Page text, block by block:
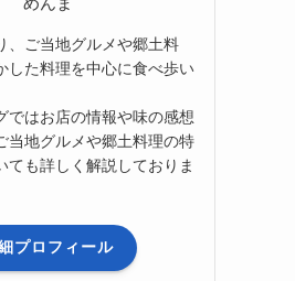
、ご当地グルメや郷土料
した料理を中心に食べ歩い
ではお店の情報や味の感想
当地グルメや郷土料理の特
ても詳しく解説しておりま
プロフィール